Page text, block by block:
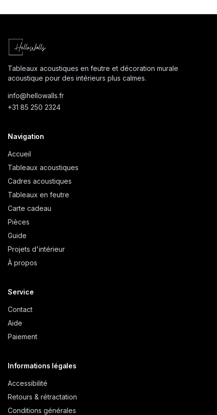
Tableaux acoustiques en feutre et décoration murale
acoustique pour des intérieurs plus calmes.
info@hellowalls.fr
+31 85 250 2324
Navigation
Accueil
Tableaux acoustiques
Cadres acoustiques
Tableaux en feutre
Carte cadeau
Pièces
Guide
Projets d'intérieur
À propos
Service
Contact
Aide
Paiement
Informations légales
Accessibilité
Retours & rétractation
Conditions générales